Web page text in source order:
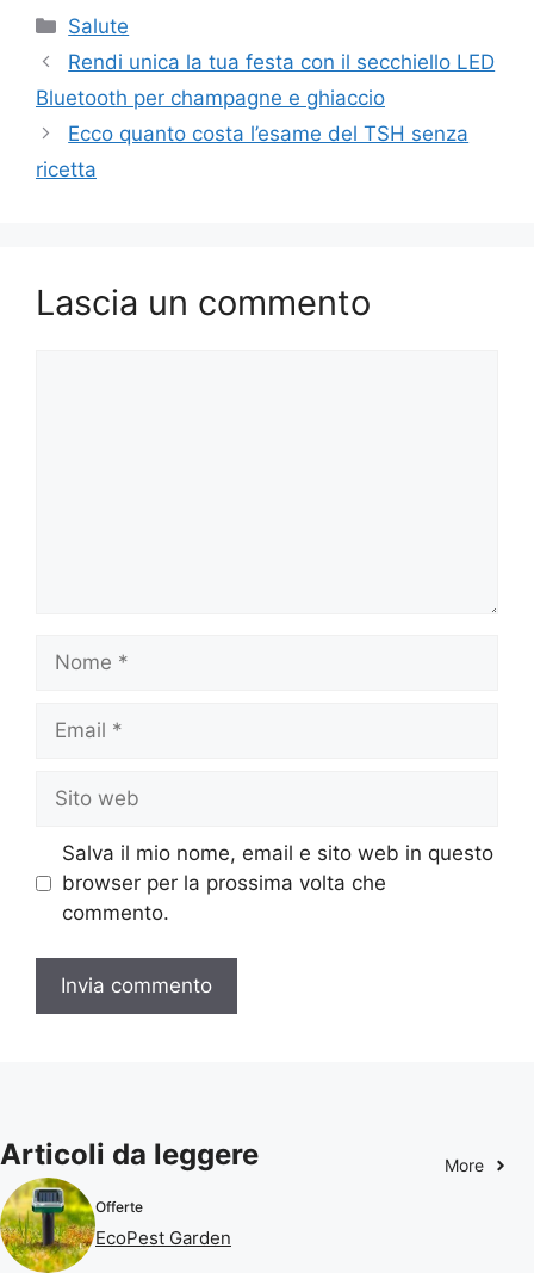
Categorie
Salute
Rendi unica la tua festa con il secchiello LED
Bluetooth per champagne e ghiaccio
Ecco quanto costa l’esame del TSH senza
ricetta
Lascia un commento
web
Salva il mio nome, email e sito web in questo
browser per la prossima volta che
commento.
Articoli da leggere More
Offerte
EcoPest Garden